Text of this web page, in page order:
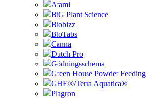
Atami
BiG Plant Science
Biobizz
BioTabs
Canna
Dutch Pro
Gödningsschema
Green House Powder Feeding
GHE®/Terra Aquatica®
Plagron